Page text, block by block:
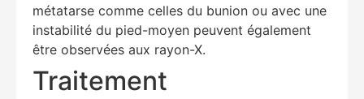
métatarse comme celles du bunion ou avec une
instabilité du pied-moyen peuvent également
être observées aux rayon-X.
Traitement